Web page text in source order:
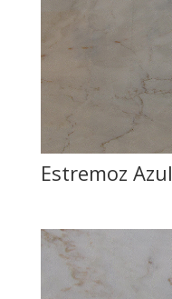
Estremoz Azul